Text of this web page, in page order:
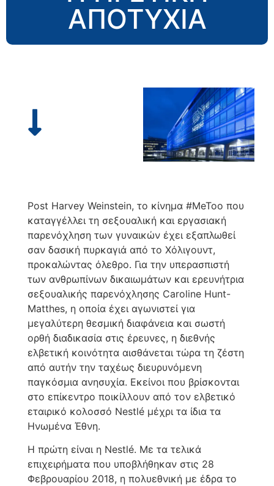
ΑΠΟΤΥΧΊΑ
Post Harvey Weinstein, το κίνημα #MeToo που
καταγγέλλει τη σεξουαλική και εργασιακή
παρενόχληση των γυναικών έχει εξαπλωθεί
σαν δασική πυρκαγιά από το Χόλιγουντ,
προκαλώντας όλεθρο. Για την υπερασπιστή
των ανθρωπίνων δικαιωμάτων και ερευνήτρια
σεξουαλικής παρενόχλησης Caroline Hunt-
Matthes, η οποία έχει αγωνιστεί για
μεγαλύτερη θεσμική διαφάνεια και σωστή
ορθή διαδικασία στις έρευνες, η διεθνής
ελβετική κοινότητα αισθάνεται τώρα τη ζέστη
από αυτήν την ταχέως διευρυνόμενη
παγκόσμια ανησυχία. Εκείνοι που βρίσκονται
στο επίκεντρο ποικίλλουν από τον ελβετικό
εταιρικό κολοσσό Nestlé μέχρι τα ίδια τα
Ηνωμένα Έθνη.
Η πρώτη είναι η Nestlé. Με τα τελικά
επιχειρήματα που υποβλήθηκαν στις 28
Φεβρουαρίου 2018, η πολυεθνική με έδρα το